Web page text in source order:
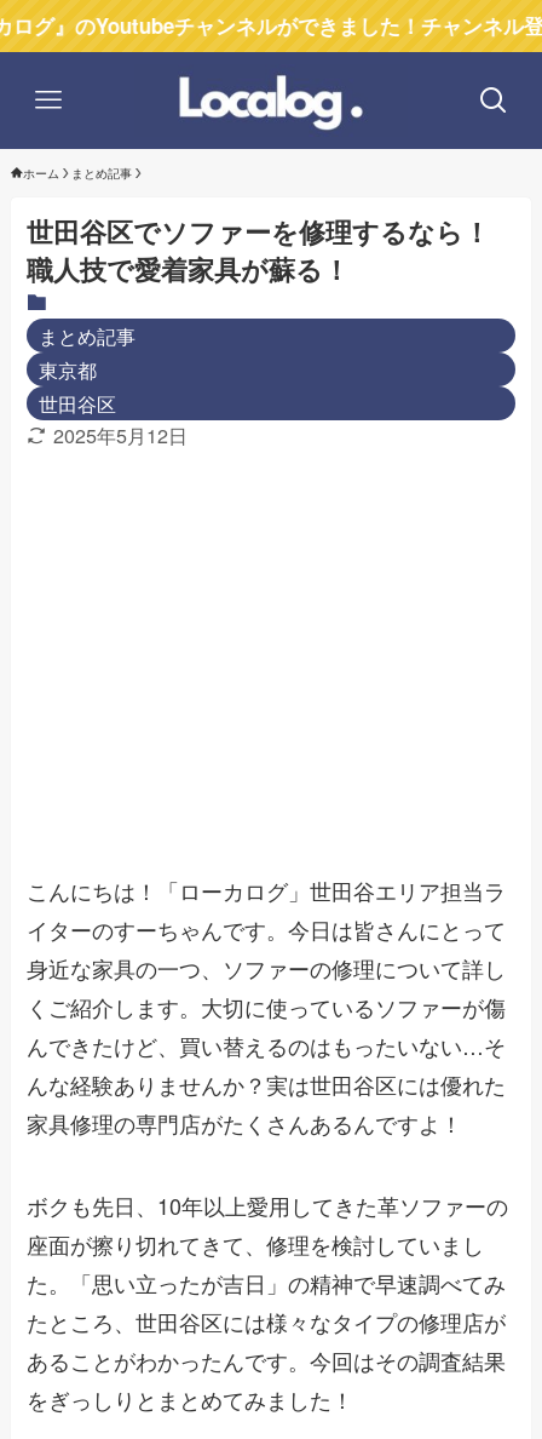
チャンネルができました！チャンネル登録お願い
ホーム まとめ記事
世田谷区でソファーを修理するなら！
職人技で愛着家具が蘇る！
まとめ記事
東京都
世田谷区
2025年5月12日
こんにちは！「ローカログ」世田谷エリア担当ラ
イターのすーちゃんです。今日は皆さんにとって
身近な家具の一つ、ソファーの修理について詳し
くご紹介します。大切に使っているソファーが傷
んできたけど、買い替えるのはもったいない…そ
んな経験ありませんか？実は世田谷区には優れた
家具修理の専門店がたくさんあるんですよ！
ボクも先日、10年以上愛用してきた革ソファーの
座面が擦り切れてきて、修理を検討していまし
た。「思い立ったが吉日」の精神で早速調べてみ
たところ、世田谷区には様々なタイプの修理店が
あることがわかったんです。今回はその調査結果
をぎっしりとまとめてみました！